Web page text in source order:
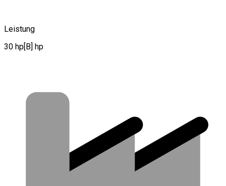
Leistung
30 hp[B] hp